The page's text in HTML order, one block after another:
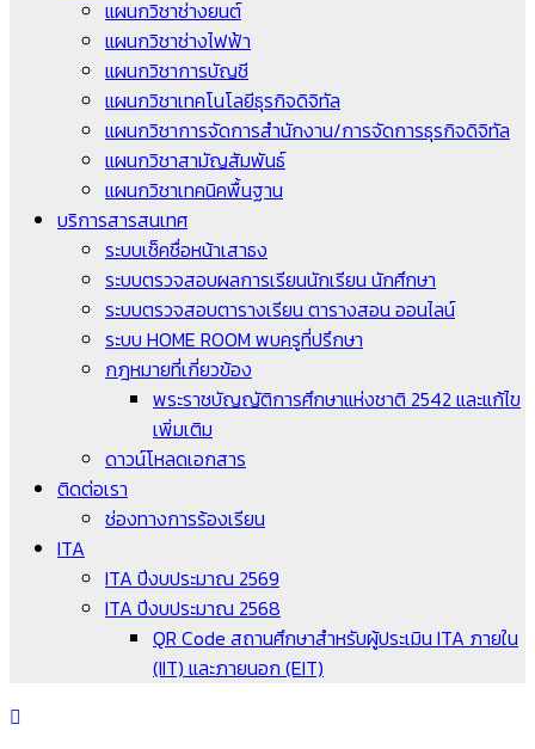
แผนกวิชาช่างยนต์
แผนกวิชาช่างไฟฟ้า
แผนกวิชาการบัญชี
แผนกวิชาเทคโนโลยีธุรกิจดิจิทัล
แผนกวิชาการจัดการสำนักงาน/การจัดการธุรกิจดิจิทัล
แผนกวิชาสามัญสัมพันธ์
แผนกวิชาเทคนิคพื้นฐาน
บริการสารสนเทศ
ระบบเช็คชื่อหน้าเสาธง
ระบบตรวจสอบผลการเรียนนักเรียน นักศึกษา
ระบบตรวจสอบตารางเรียน ตารางสอน ออนไลน์
ระบบ HOME ROOM พบครูที่ปรึกษา
กฎหมายที่เกี่ยวข้อง
พระราชบัญญัติการศึกษาแห่งชาติ 2542 และแก้ไข
เพิ่มเติม
ดาวน์โหลดเอกสาร
ติดต่อเรา
ช่องทางการร้องเรียน
ITA
ITA ปีงบประมาณ 2569
ITA ปีงบประมาณ 2568
QR Code สถานศึกษาสำหรับผู้ประเมิน ITA ภายใน
(IIT) และภายนอก (EIT)